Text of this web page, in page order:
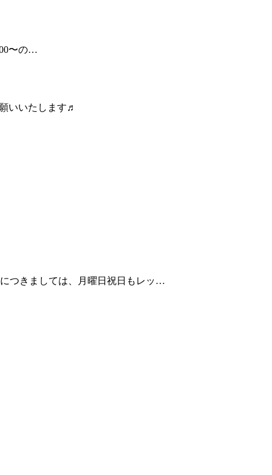
〜の…
いいたします♬
つきましては、月曜日祝日もレッ…